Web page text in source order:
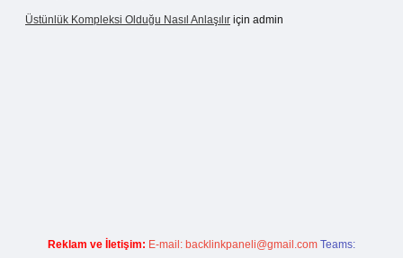
Üstünlük Kompleksi Olduğu Nasıl Anlaşılır için admin
Reklam ve İletişim: E-mail: backlinkpaneli@gmail.com Teams: